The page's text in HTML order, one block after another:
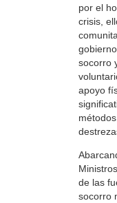
por el
crisis,
socorro
apoyo
de las
socorro